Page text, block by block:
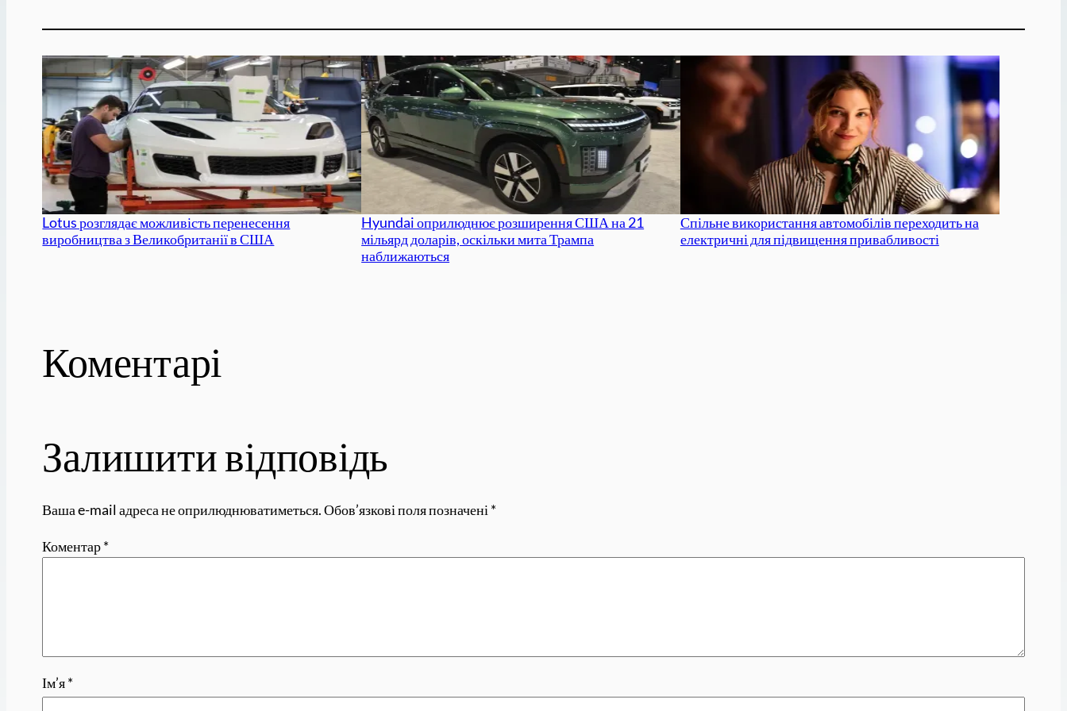
Lotus розглядає можливість перенесення
виробництва з Великобританії в США
Hyundai оприлюднює розширення США на 21
мільярд доларів, оскільки мита Трампа
наближаються
Спільне використання автомобілів переходить на
електричні для підвищення привабливості
Коментарі
Залишити відповідь
Ваша e-mail адреса не оприлюднюватиметься. Обов’язкові поля позначені *
Коментар*
Ім’я*